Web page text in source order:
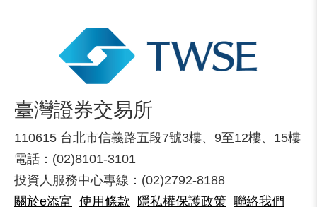
臺灣證券交易所
110615 台北市信義路五段7號3樓、9至12樓、15樓
電話：(02)8101-3101
投資人服務中心專線：(02)2792-8188
關於e添富 使用條款 隱私權保護政策 聯絡我們